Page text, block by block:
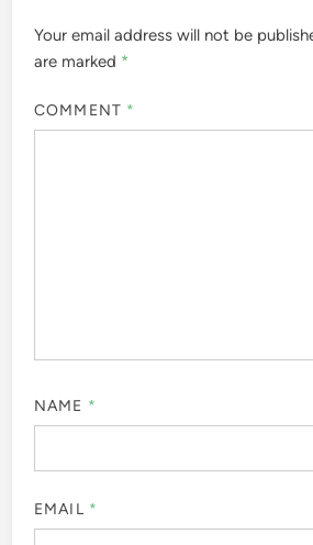
Your email address will not be
are marked *
COMMENT *
NAME *
EMAIL *